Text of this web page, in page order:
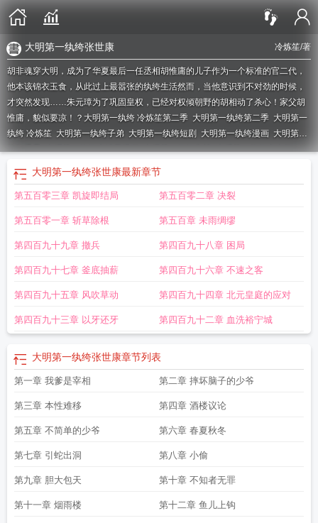
冷炼笙/著
大明第一纨绔张世康
胡非魂穿大明，成为了华夏最后一任丞相胡惟庸的儿子作为一个标准的官二代，
他本该锦衣玉食，从此过上最嚣张的纨绔生活然而，当他意识到不对劲的时候，
才突然发现……朱元璋为了巩固皇权，已经对权倾朝野的胡相动了杀心！家父胡
惟庸，貌似要凉！？ 大明第一纨绔 冷炼笙第二季 大明第一纨绔第二季 大明第一
纨绔 冷炼笙 大明第一纨绔子弟 大明第一纨绔短剧 大明第一纨绔漫画 大明第一
纨绔梁昊大明第一纨绔方继藩漫画大明第一纨绔朱橚大明第一纨绔全本阅
大明第一纨绔胡非胡惟庸 大明第一纨绔演员表
第一纨绔有第二季吗
TXT百度大明第一纨绔上山打老虎额 大明第一纨绔全集大明第一纨绔百度百
绔 张世康 大明第一纨绔第二部 大明第一纨绔最新章节大明第一纨绔二
一纨绔张世康结局 大明第一纨绔第二部叫什么大明第一纨绔冷练笙
纨绔百科大明第一纨绔2免费观看 大明第一纨绔梁昊天修免费阅读
绔冷炼笙大明第一纨绔贪狼独坐 大明第一纨绔漫画免费阅读分科取士的 大明
第一纨绔大明第一纨绔短剧在线观看 大明第一纨绔顶点 大明第一纨绔穿越成李
景隆大明第一纨绔 短剧大明第一纨绔2大明第一纨绔作者星空大明伪君子大
明第一纨绔TXT
大明第一纨绔梁吴修大明第一纨绔漫画免费观看
胡非第二季大明第一纨绔全文阅读大明第一纨绔张世康大明第一纨绔方继藩免
费阅读大明第一纨绔短剧演员 大明第一纨绔 风月长安大明第一纨绔在线观
看 大明第一纨绔2全集播放 大明第一纨绔第二季免费阅读
非大明第一纨绔二短剧 大明第一纨绔 TXT大明第一纨绔第二季更
大明第一纨绔张世康最新章节
第五百零三章 凯旋即结局 第五百零二章 决裂
第五百零一章 斩草除根 第五百章 未雨绸缪
第四百九十九章 撤兵 第四百九十八章 困局
第四百九十七章 釜底抽薪 第四百九十六章 不速之客
第四百九十五章 风吹草动 第四百九十四章 北元皇庭的应对
第四百九十三章 以牙还牙 第四百九十二章 血洗裕宁城
大明第一纨绔张世康章节列表
第一章 我爹是宰相 第二章 摔坏脑子的少爷
第三章 本性难移 第四章 酒楼议论
第五章 不简单的少爷 第六章 春夏秋冬
第七章 引蛇出洞 第八章 小偷
第九章 胆大包天 第十章 不知者无罪
第十一章 烟雨楼 第十二章 鱼儿上钩